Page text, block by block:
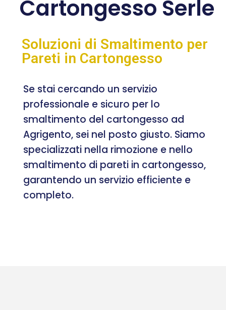
Cartongesso Serle
Soluzioni di Smaltimento per
Pareti in Cartongesso
Se stai cercando un servizio
professionale e sicuro per lo
smaltimento del cartongesso ad
Agrigento, sei nel posto giusto. Siamo
specializzati nella rimozione e nello
smaltimento di pareti in cartongesso,
garantendo un servizio efficiente e
completo.